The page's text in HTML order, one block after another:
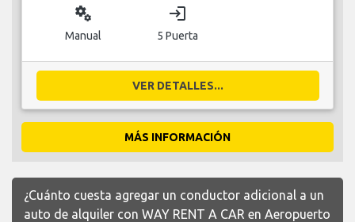
miscellaneous_services
Manual
login
5 Puerta
VER DETALLES...
MÁS INFORMACIÓN
¿Cuánto cuesta agregar un conductor adicional a un
auto de alquiler con WAY RENT A CAR en Aeropuerto